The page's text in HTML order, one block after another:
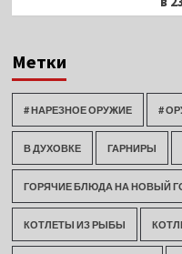
Метки
# НАРЕЗНОЕ ОРУЖИЕ #
В ДУХОВКЕ ГАРНИРЫ
ГОРЯЧИЕ БЛЮДА НА НОВЫЙ
КОТЛЕТЫ ИЗ РЫБЫ